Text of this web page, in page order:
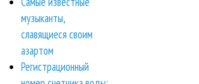
музыканты,
славящиеся своим
азартом
Регистрационный